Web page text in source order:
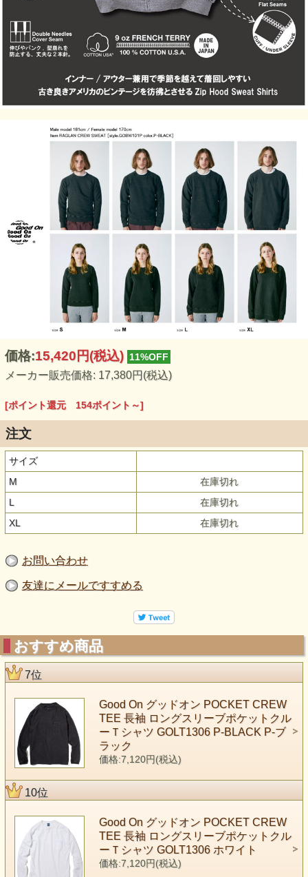
価格:15,420円(税込) 11%OFF
メーカー販売価格: 17,380円(税込)
[ポイント還元 154ポイント～]
注文
サイズ
M
在庫切れ
L
在庫切れ
XL
在庫切れ
お問い合わせ
友達にメールですすめる
おすすめ商品
7位
Good On グッドオン POCKET CREW
TEE 長袖 ロングスリーブポケットクル
ーＴシャツ GOLT1306 P-BLACK P-ブ
ラック
価格:7,120円(税込)
10位
Good On グッドオン POCKET CREW
TEE 長袖 ロングスリーブポケットクル
ーＴシャツ GOLT1306 ホワイト
価格:7,120円(税込)